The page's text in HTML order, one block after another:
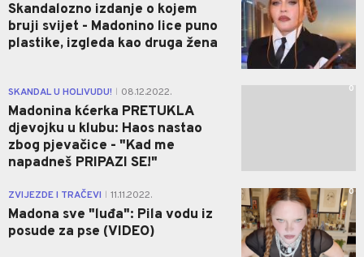
Skandalozno izdanje o kojem
bruji svijet - Madonino lice puno
plastike, izgleda kao druga žena
SKANDAL U HOLIVUDU! 08.12.2022.
Madonina kćerka PRETUKLA
djevojku u klubu: Haos nastao
zbog pjevačice - "Kad me
napadneš PRIPAZI SE!"
0
ZVIJEZDE I TRAČEVI 11.11.2022.
Madona sve "luđa": Pila vodu iz
posude za pse (VIDEO)
0